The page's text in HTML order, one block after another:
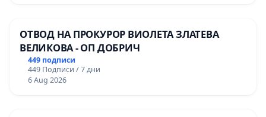
ОТВОД НА ПРОКУРОР ВИОЛЕТА ЗЛАТЕВА
ВЕЛИКОВА - ОП ДОБРИЧ
449 подписи
449 Подписи / 7 дни
6 Aug 2026